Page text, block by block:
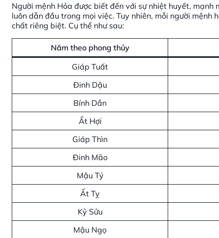
Người mệnh Hỏa được biết đến với sự nhiệt huyết,
luôn dẫn đầu trong mọi việc. Tuy nhiên, mỗi người
chất riêng biệt. Cụ thể như sau:
Năm theo phong thủy
Giáp Tuất
Đinh Dậu
Bính Dần
Ất Hợi
Giáp Thìn
Đinh Mão
Mậu Tý
Ất Tỵ
Kỷ Sửu
Mậu Ngọ